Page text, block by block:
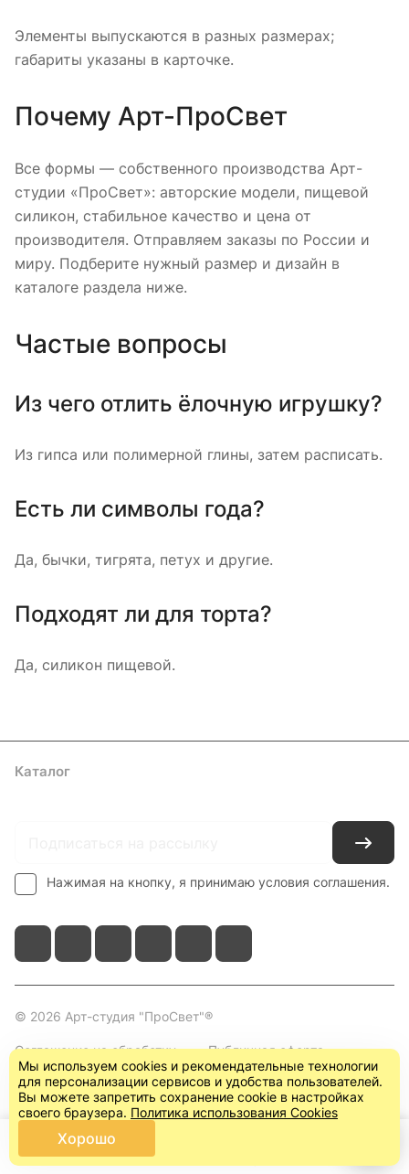
Элементы выпускаются в разных размерах;
габариты указаны в карточке.
Почему Арт-ПроСвет
Все формы — собственного производства Арт-
студии «ПроСвет»: авторские модели, пищевой
силикон, стабильное качество и цена от
производителя. Отправляем заказы по России и
миру. Подберите нужный размер и дизайн в
каталоге раздела ниже.
Частые вопросы
Из чего отлить ёлочную игрушку?
Из гипса или полимерной глины, затем расписать.
Есть ли символы года?
Да, бычки, тигрята, петух и другие.
Подходят ли для торта?
Да, силикон пищевой.
Каталог
Нажимая на кнопку, я принимаю условия соглашения.
© 2026 Арт-студия "ПроСвет"®
Соглашение на обработку
персональных данных
Публичная оферта
(пользовательское
соглашение)
Главная Каталог
Мы используем cookies и рекомендательные технологии
для персонализации сервисов и удобства пользователей.
Вы можете запретить сохранение cookie в настройках
своего браузера. Политика использования Cookies
Хорошо